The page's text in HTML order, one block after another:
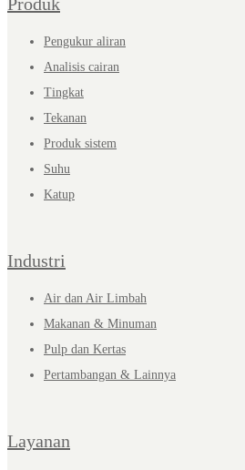
Pengukur aliran
Analisis cairan
Tingkat
Tekanan
Produk sistem
Suhu
Katup
Industri
Air dan Air Limbah
Makanan & Minuman
Pulp dan Kertas
Pertambangan & Lainnya
Layanan